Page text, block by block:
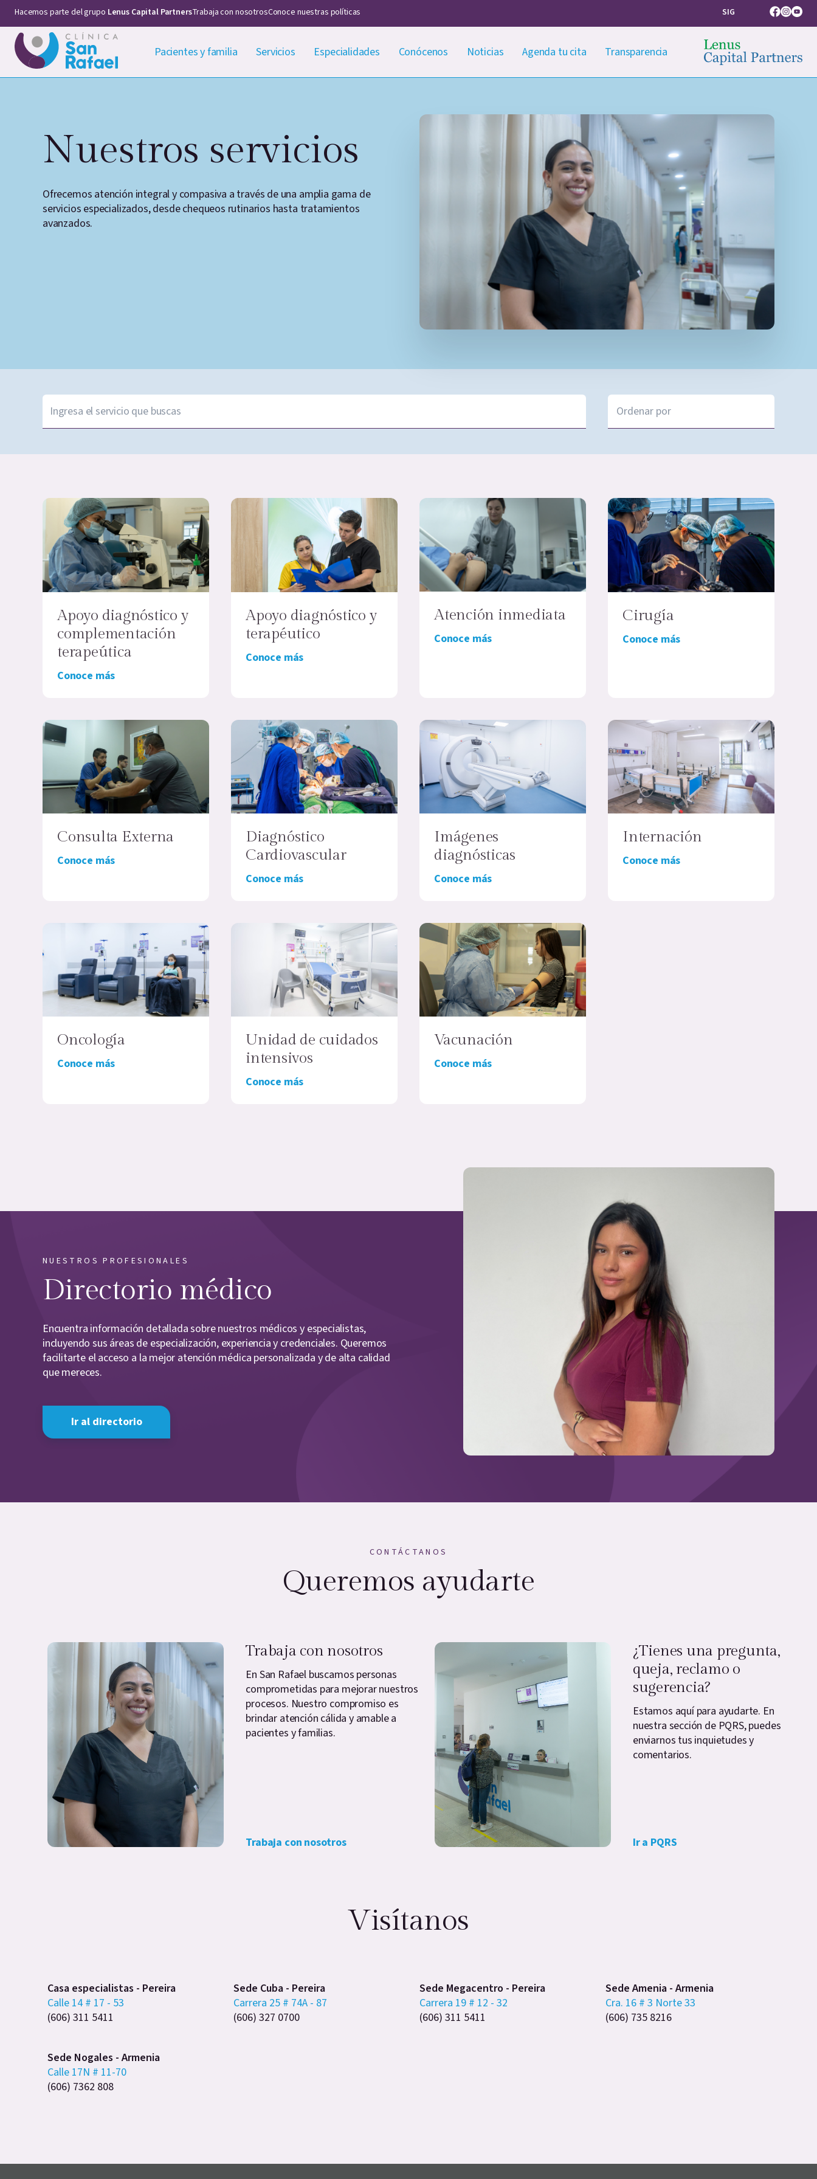
Hacemos parte del grupo Lenus Capital PartnersTrabaja con nosotrosConoce nuestras políticas SIG Facebook
Instagram
Pacientes y familia Servicios Especialidades Conócenos Noticias Agenda tu cita Transparencia
Nuestros servicios
Ofrecemos atención integral y compasiva a través de una amplia gama de
servicios especializados, desde chequeos rutinarios hasta tratamientos
avanzados.
Apoyo diagnóstico y
complementación
terapeútica
Conoce más
Apoyo diagnóstico y
terapéutico
Conoce más
Atención inmediata
Conoce más
Cirugía
Conoce más
Consulta Externa
Conoce más
Diagnóstico
Cardiovascular
Conoce más
Imágenes
diagnósticas
Conoce más
Internación
Conoce más
Oncología
Conoce más
Unidad de cuidados
intensivos
Conoce más
Vacunación
Conoce más
NUESTROS PROFESIONALES
Directorio médico
Encuentra información detallada sobre nuestros médicos y especialistas,
incluyendo sus áreas de especialización, experiencia y credenciales. Queremos
facilitarte el acceso a la mejor atención médica personalizada y de alta calidad
que mereces.
Ir al directorio
CONTÁCTANOS
Queremos ayudarte
Trabaja con nosotros
En San Rafael buscamos personas
comprometidas para mejorar nuestros
procesos. Nuestro compromiso es
brindar atención cálida y amable a
pacientes y familias.
Trabaja con nosotros
¿Tienes una pregunta,
queja, reclamo o
sugerencia?
Estamos aquí para ayudarte. En
nuestra sección de PQRS, puedes
enviarnos tus inquietudes y
comentarios.
Ir a PQRS
Visítanos
Casa especialistas - Pereira
Calle 14 # 17 - 53
(606) 311 5411
Sede Cuba - Pereira
Carrera 25 # 74A - 87
(606) 327 0700
Sede Megacentro - Pereira
Carrera 19 # 12 - 32
(606) 311 5411
Sede Amenia - Armenia
Cra. 16 # 3 Norte 33
(606) 735 8216
Sede Nogales - Armenia
Calle 17N # 11-70
(606) 7362 808